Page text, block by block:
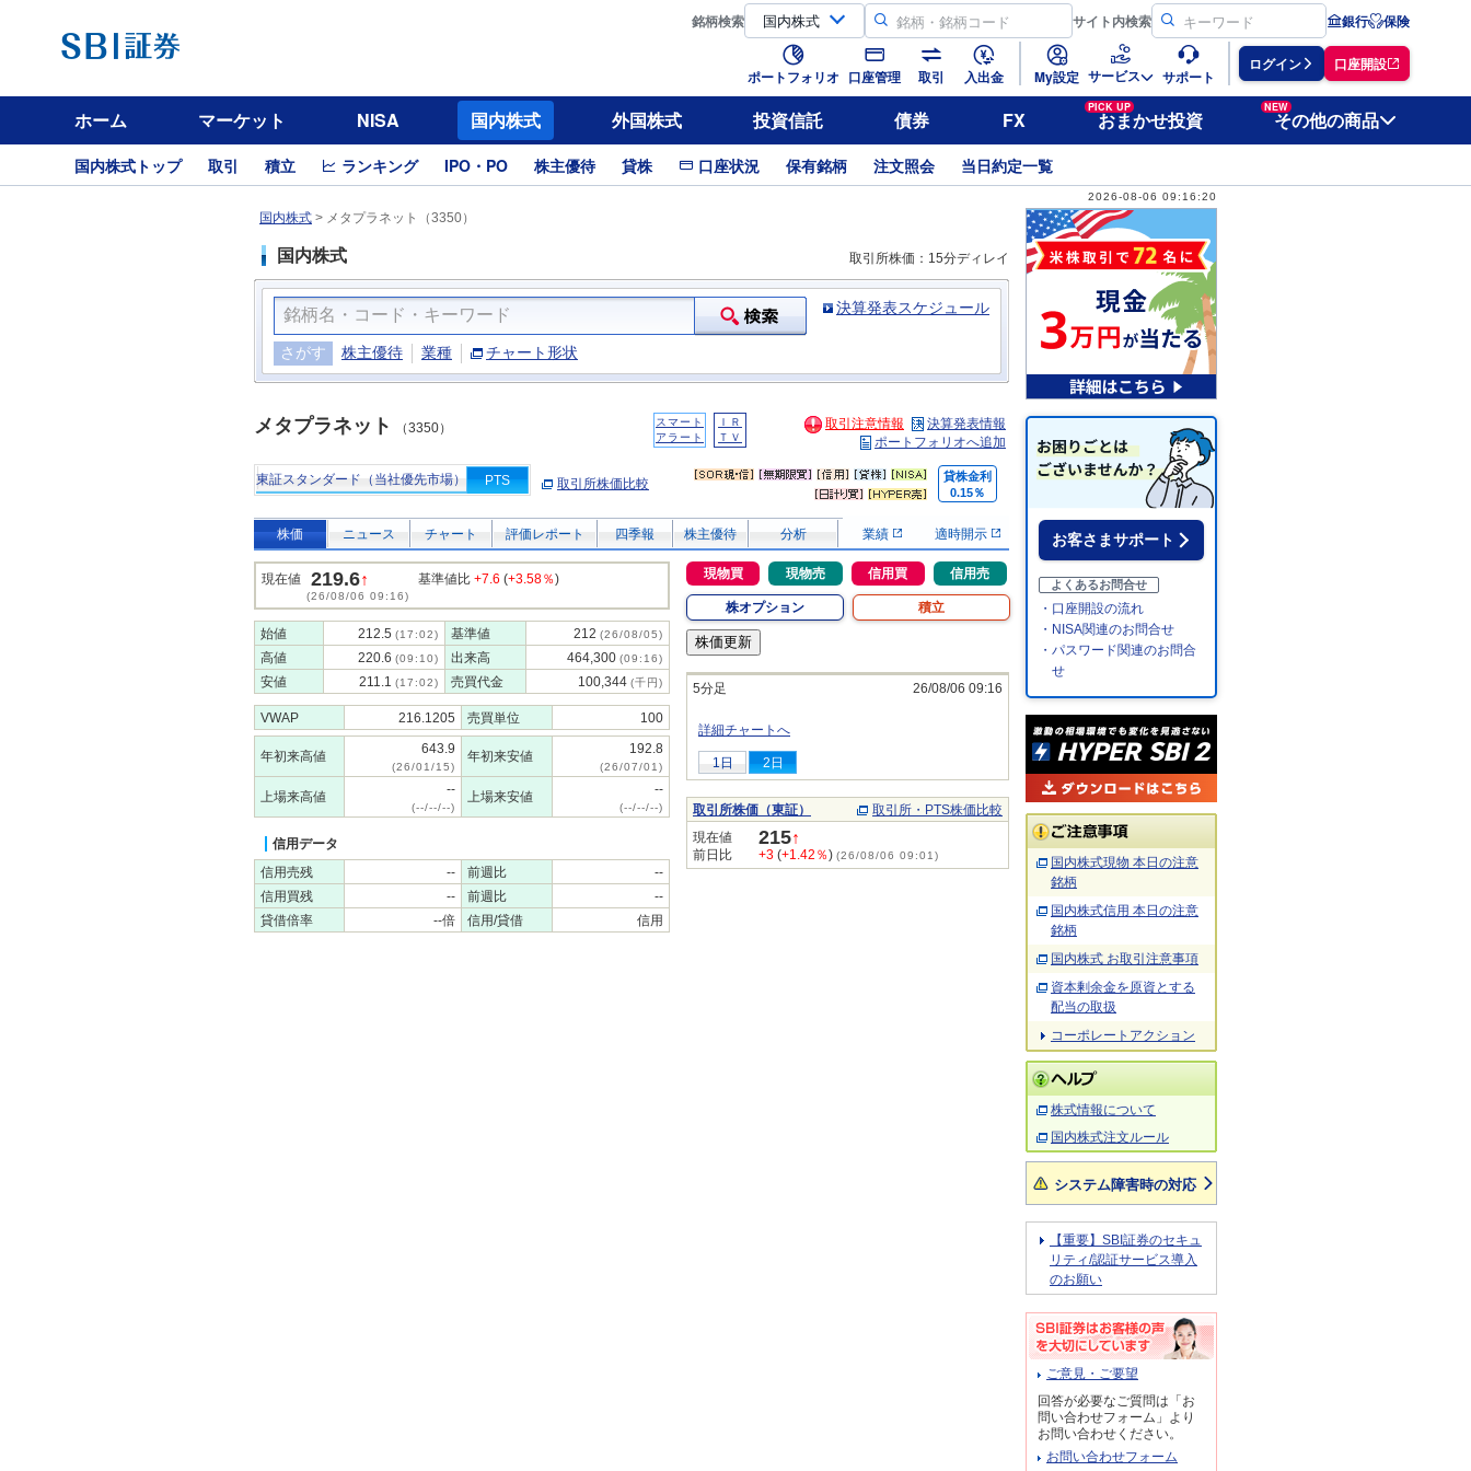
銘柄検索 サイト内検索 銀行 保険
ポートフォリオ 口座管理 取引 入出金 My設定 サービス サポート
ログイン 口座開設
ホーム マーケット NISA 国内株式 外国株式 投資信託 債券 FX
PICK UP
おまかせ投資
NEW
その他の商品
国内株式トップ 取引 積立 ランキング IPO・PO 株主優待 貸株 口座状況 保有銘柄 注文照会 当日約定一覧
2026-08-06 09:16:20
国内株式 > メタプラネット（3350）
国内株式 取引所株価：15分ディレイ
決算発表スケジュール
さがす 株主優待 業種 チャート形状
メタプラネット （3350）
スマート
アラート
ＩＲ
ＴＶ
取引注意情報
決算発表情報
ポートフォリオへ追加
東証スタンダード（当社優先市場） PTS 取引所株価比較
貸株金利
0.15％
株価 ニュース チャート 評価レポート 四季報 株主優待 分析 業績 適時開示
現在値 219.6↑
(26/08/06 09:16)
基準値比 +7.6 (+3.58％)
始値 212.5 (17:02) 基準値 212 (26/08/05)
高値 220.6 (09:10) 出来高 464,300 (09:16)
安値 211.1 (17:02) 売買代金 100,344 (千円)
VWAP 216.1205 売買単位 100
年初来高値 643.9
(26/01/15)
年初来安値 192.8
(26/07/01)
上場来高値 --
(--/--/--)
上場来安値 --
(--/--/--)
信用データ
信用売残
-- 前週比
--
信用買残
-- 前週比
--
貸借倍率
--倍 信用/貸借 信用
現物買 現物売 信用買 信用売
株オプション 積立
5分足 26/08/06 09:16
詳細チャートへ
1日 2日
取引所株価（東証）
取引所・PTS株価比較
現在値
215↑
前日比 +3 (+1.42％) (26/08/06 09:01)
お客さまサポート
よくあるお問合せ
・口座開設の流れ
・NISA関連のお問合せ
・パスワード関連のお問合
せ
国内株式現物 本日の注意
銘柄
国内株式信用 本日の注意
銘柄
国内株式 お取引注意事項
資本剰余金を原資とする
配当の取扱
コーポレートアクション
株式情報について
国内株式注文ルール
システム障害時の対応
【重要】SBI証券のセキュ
リティ/認証サービス導入
のお願い
ご意見・ご要望
回答が必要なご質問は「お
問い合わせフォーム」より
お問い合わせください。
お問い合わせフォーム